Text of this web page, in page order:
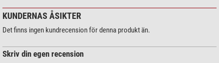
KUNDERNAS ÅSIKTER
Det finns ingen kundrecension för denna produkt än.
Skriv din egen recension